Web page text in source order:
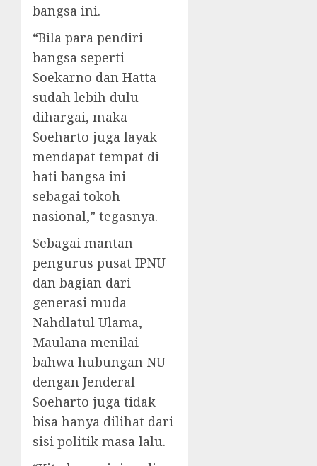
bangsa ini.
“Bila para pendiri
bangsa seperti
Soekarno dan Hatta
sudah lebih dulu
dihargai, maka
Soeharto juga layak
mendapat tempat di
hati bangsa ini
sebagai tokoh
nasional,” tegasnya.
Sebagai mantan
pengurus pusat IPNU
dan bagian dari
generasi muda
Nahdlatul Ulama,
Maulana menilai
bahwa hubungan NU
dengan Jenderal
Soeharto juga tidak
bisa hanya dilihat dari
sisi politik masa lalu.